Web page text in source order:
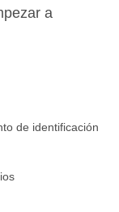
a
de identificación